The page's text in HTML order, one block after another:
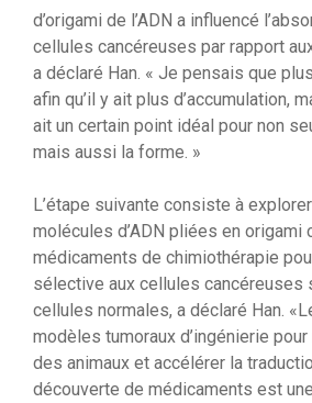
d’origami de l’ADN a influencé
cellules cancéreuses par rapport
a déclaré Han. « Je pensais que
afin qu’il y ait plus d’accumulation,
ait un certain point idéal pour non
mais aussi la forme. »
L’étape suivante consiste à
molécules d’ADN pliées en origami
médicaments de chimiothérapie
sélective aux cellules cancéreuses
cellules normales, a déclaré Han.
modèles tumoraux d’ingénierie
des animaux et accélérer la
découverte de médicaments est